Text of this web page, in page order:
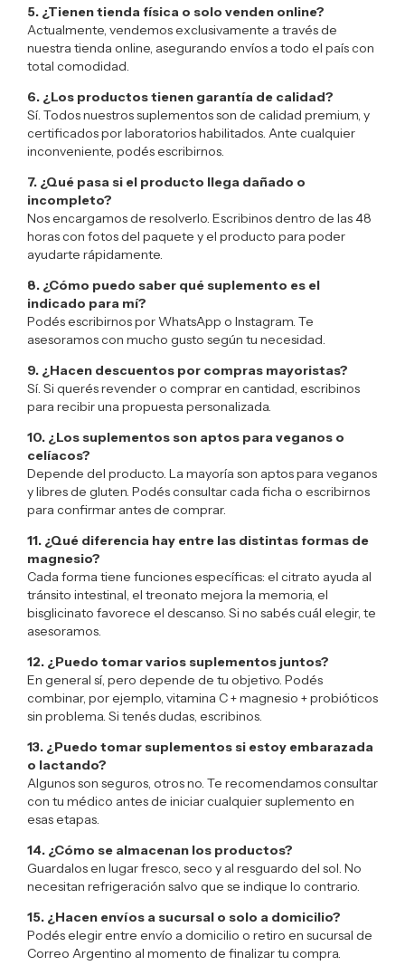
5. ¿Tienen tienda física o solo venden online?
Actualmente, vendemos exclusivamente a través de
nuestra tienda online, asegurando envíos a todo el país con
total comodidad.
6. ¿Los productos tienen garantía de calidad?
Sí. Todos nuestros suplementos son de calidad premium, y
certificados por laboratorios habilitados. Ante cualquier
inconveniente, podés escribirnos.
7. ¿Qué pasa si el producto llega dañado o
incompleto?
Nos encargamos de resolverlo. Escribinos dentro de las 48
horas con fotos del paquete y el producto para poder
ayudarte rápidamente.
8. ¿Cómo puedo saber qué suplemento es el
indicado para mí?
Podés escribirnos por WhatsApp o Instagram. Te
asesoramos con mucho gusto según tu necesidad.
9. ¿Hacen descuentos por compras mayoristas?
Sí. Si querés revender o comprar en cantidad, escribinos
para recibir una propuesta personalizada.
10. ¿Los suplementos son aptos para veganos o
celíacos?
Depende del producto. La mayoría son aptos para veganos
y libres de gluten. Podés consultar cada ficha o escribirnos
para confirmar antes de comprar.
11. ¿Qué diferencia hay entre las distintas formas de
magnesio?
Cada forma tiene funciones específicas: el citrato ayuda al
tránsito intestinal, el treonato mejora la memoria, el
bisglicinato favorece el descanso. Si no sabés cuál elegir, te
asesoramos.
12. ¿Puedo tomar varios suplementos juntos?
En general sí, pero depende de tu objetivo. Podés
combinar, por ejemplo, vitamina C + magnesio + probióticos
sin problema. Si tenés dudas, escribinos.
13. ¿Puedo tomar suplementos si estoy embarazada
o lactando?
Algunos son seguros, otros no. Te recomendamos consultar
con tu médico antes de iniciar cualquier suplemento en
esas etapas.
14. ¿Cómo se almacenan los productos?
Guardalos en lugar fresco, seco y al resguardo del sol. No
necesitan refrigeración salvo que se indique lo contrario.
15. ¿Hacen envíos a sucursal o solo a domicilio?
Podés elegir entre envío a domicilio o retiro en sucursal de
Correo Argentino al momento de finalizar tu compra.